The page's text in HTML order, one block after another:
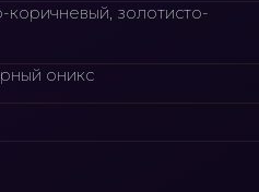
коричневый, золотисто-
оникс